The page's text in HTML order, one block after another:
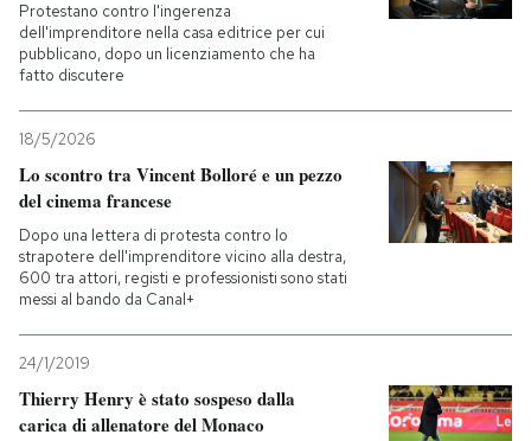
Protestano contro l'ingerenza
dell'imprenditore nella casa editrice per cui
pubblicano, dopo un licenziamento che ha
fatto discutere
18/5/2026
Lo scontro tra Vincent Bolloré e un pezzo
del cinema francese
Dopo una lettera di protesta contro lo
strapotere dell'imprenditore vicino alla destra,
600 tra attori, registi e professionisti sono stati
messi al bando da Canal+
24/1/2019
Thierry Henry è stato sospeso dalla
carica di allenatore del Monaco